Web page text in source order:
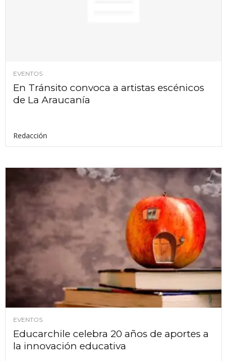
EVENTOS
En Tránsito convoca a artistas escénicos
de La Araucanía
Redacción
EVENTOS
Educarchile celebra 20 años de aportes a
la innovación educativa